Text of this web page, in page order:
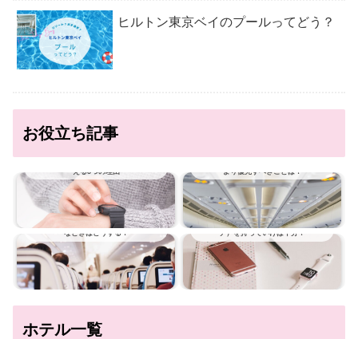
ヒルトン東京ベイのプールってどう？
お役立ち記事
える3つの理由
より優先すべきことは？
飛行機に乗っているときの大ピンチ！こん
なときはどうする？
旅行にApple Watch（アップル ウオッ
チ）を持っていけば十分？
ホテル一覧